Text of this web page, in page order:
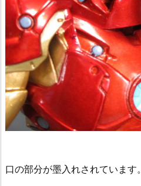
口の部分が墨入れされています。